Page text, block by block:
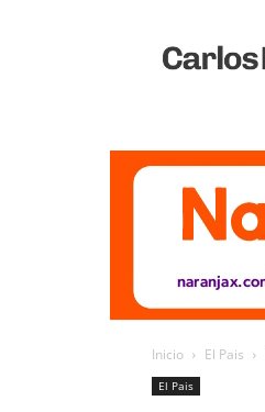
Vivo
Inicio El Pais
El Pais